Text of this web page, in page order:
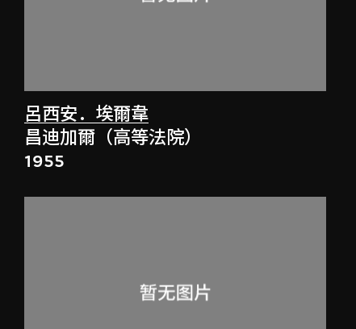
呂西安．埃爾韋
昌迪加爾（高等法院）
1955